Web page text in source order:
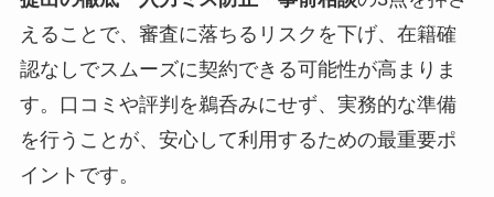
えることで、審査に落ちるリスクを下げ、在籍確
認なしでスムーズに契約できる可能性が高まりま
す。口コミや評判を鵜呑みにせず、実務的な準備
を行うことが、安心して利用するための最重要ポ
イントです。